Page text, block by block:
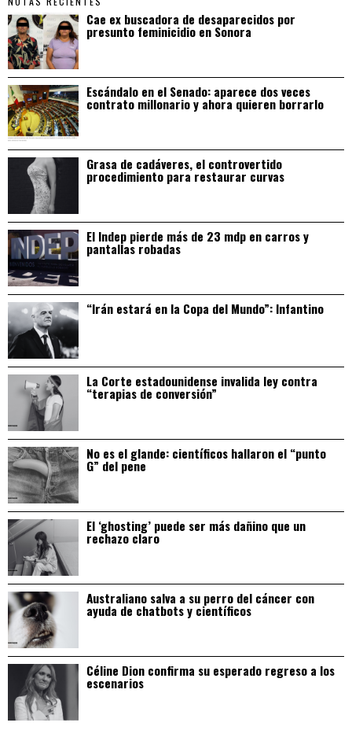
Cae ex buscadora de desaparecidos por
presunto feminicidio en Sonora
Escándalo en el Senado: aparece dos veces
contrato millonario y ahora quieren borrarlo
Grasa de cadáveres, el controvertido
procedimiento para restaurar curvas
El Indep pierde más de 23 mdp en carros y
pantallas robadas
“Irán estará en la Copa del Mundo”: Infantino
La Corte estadounidense invalida ley contra
“terapias de conversión”
No es el glande: científicos hallaron el “punto
G” del pene
El ‘ghosting’ puede ser más dañino que un
rechazo claro
Australiano salva a su perro del cáncer con
ayuda de chatbots y científicos
Céline Dion confirma su esperado regreso a los
escenarios